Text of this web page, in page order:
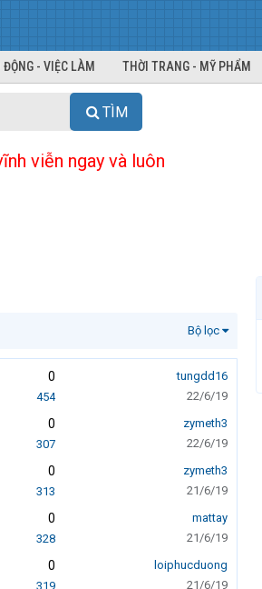
ĐỘNG - VIỆC LÀM THỜI TRANG - MỸ PHẨM
TÌM
viễn ngay và luôn
Bộ lọc
0
454
tungdd16
22/6/19
0
307
zymeth3
22/6/19
0
313
zymeth3
21/6/19
0
328
mattay
21/6/19
0
319
loiphucduong
21/6/19